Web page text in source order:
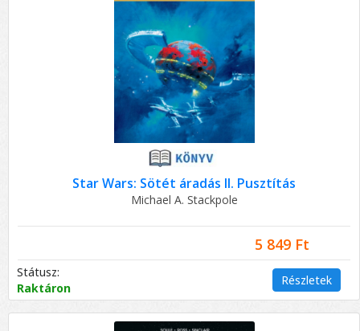
Star Wars: Sötét áradás II. Pusztítás
Michael A. Stackpole
5 849 Ft
Státusz:
Raktáron
Részletek